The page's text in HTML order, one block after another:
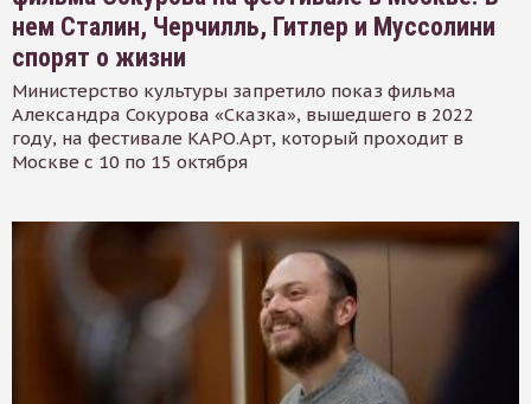
нем Сталин, Черчилль, Гитлер и Муссолини
спорят о жизни
Министерство культуры запретило показ фильма
Александра Сокурова «Сказка», вышедшего в 2022
году, на фестивале КАРО.Арт, который проходит в
Москве с 10 по 15 октября